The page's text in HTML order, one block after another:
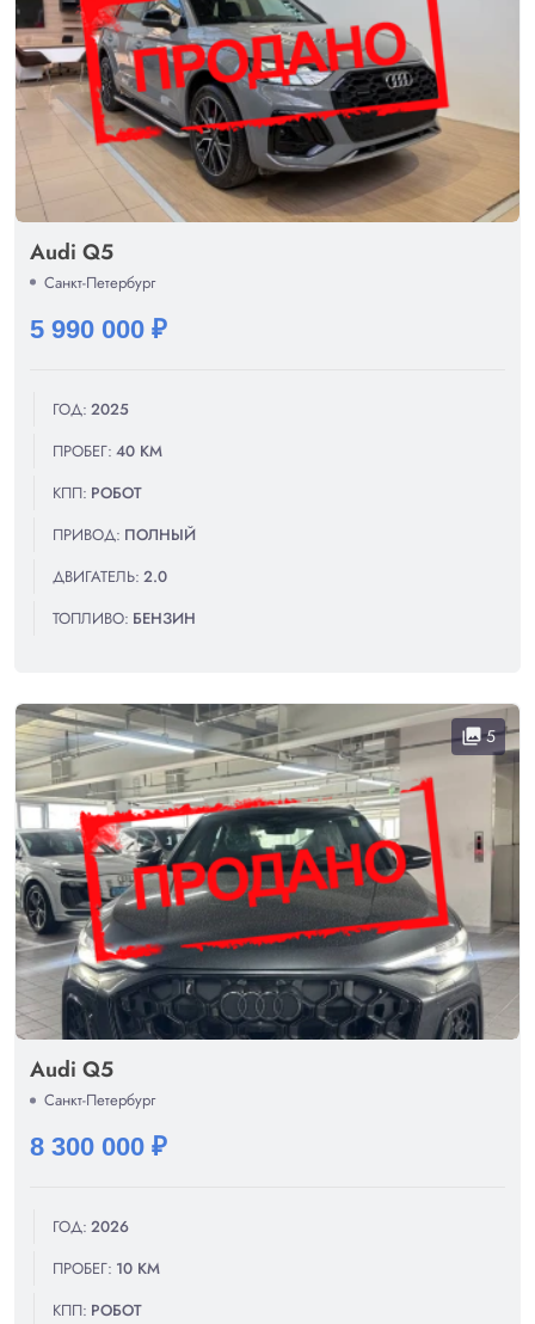
Audi Q5
Санкт-Петербург
5 990 000 ₽
ГОД: 2025
ПРОБЕГ: 40 КМ
КПП: РОБОТ
ПРИВОД: ПОЛНЫЙ
ДВИГАТЕЛЬ: 2.0
ТОПЛИВО: БЕНЗИН
collections5
Audi Q5
Санкт-Петербург
8 300 000 ₽
ГОД: 2026
ПРОБЕГ: 10 КМ
КПП: РОБОТ